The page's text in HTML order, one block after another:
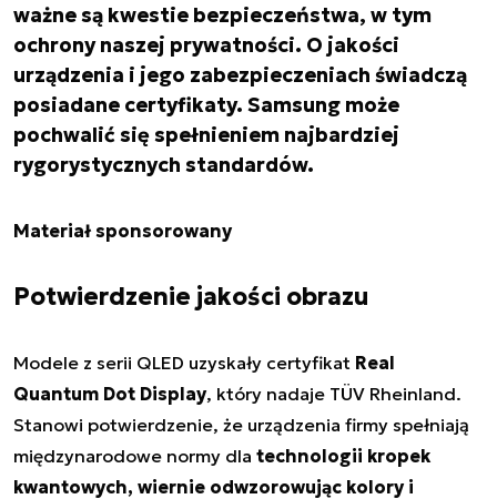
ważne są kwestie bezpieczeństwa, w tym
ochrony naszej prywatności. O jakości
urządzenia i jego zabezpieczeniach świadczą
posiadane certyfikaty. Samsung może
pochwalić się spełnieniem najbardziej
rygorystycznych standardów.
Materiał sponsorowany
Potwierdzenie jakości obrazu
Modele z serii QLED uzyskały certyfikat Real
Quantum Dot Display, który nadaje TÜV Rheinland.
Stanowi potwierdzenie, że urządzenia firmy spełniają
międzynarodowe normy dla technologii kropek
kwantowych, wiernie odwzorowując kolory i